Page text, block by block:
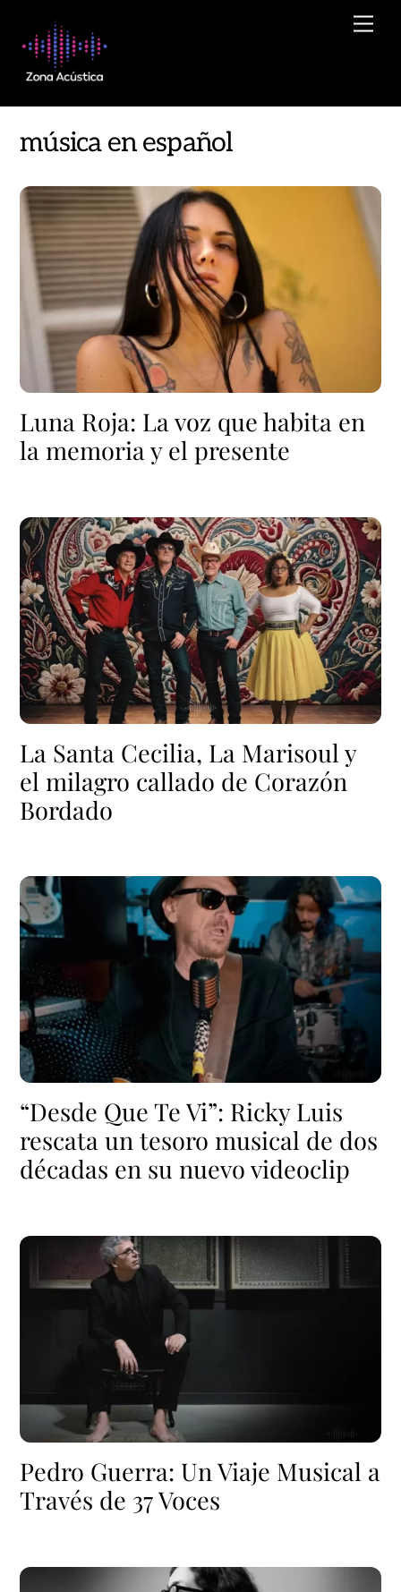
content
música en español
Luna Roja: La voz que habita en
la memoria y el presente
La Santa Cecilia, La Marisoul y
el milagro callado de Corazón
Bordado
“Desde Que Te Vi”: Ricky Luis
rescata un tesoro musical de dos
décadas en su nuevo videoclip
Pedro Guerra: Un Viaje Musical a
Través de 37 Voces